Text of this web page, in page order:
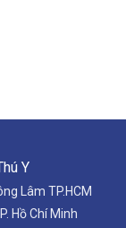
Y
Lâm TP.HCM
Hồ Chí Minh